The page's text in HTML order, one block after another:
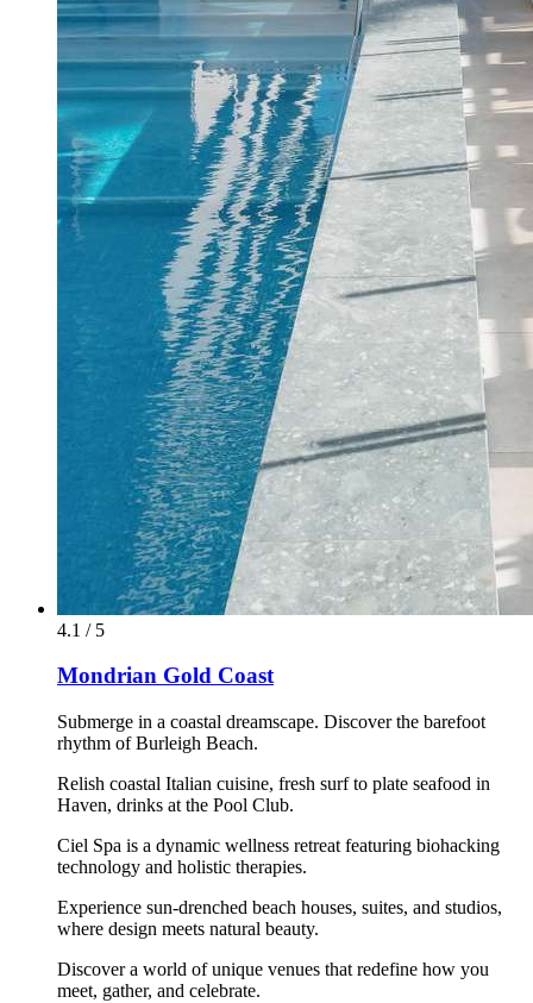
4.1 / 5
Mondrian Gold Coast
Submerge in a coastal dreamscape. Discover the barefoot
rhythm of Burleigh Beach.
Relish coastal Italian cuisine, fresh surf to plate seafood in
Haven, drinks at the Pool Club.
Ciel Spa is a dynamic wellness retreat featuring biohacking
technology and holistic therapies.
Experience sun-drenched beach houses, suites, and studios,
where design meets natural beauty.
Discover a world of unique venues that redefine how you
meet, gather, and celebrate.